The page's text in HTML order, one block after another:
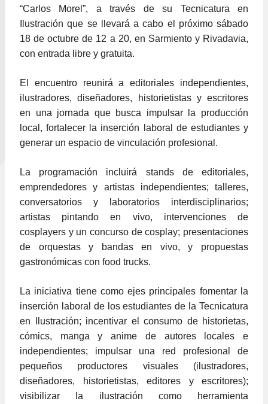
“Carlos Morel”, a través de su Tecnicatura en
Ilustración que se llevará a cabo el próximo sábado
18 de octubre de 12 a 20, en Sarmiento y Rivadavia,
con entrada libre y gratuita.
El encuentro reunirá a editoriales independientes,
ilustradores, diseñadores, historietistas y escritores
en una jornada que busca impulsar la producción
local, fortalecer la inserción laboral de estudiantes y
generar un espacio de vinculación profesional.
La programación incluirá stands de editoriales,
emprendedores y artistas independientes; talleres,
conversatorios y laboratorios interdisciplinarios;
artistas pintando en vivo, intervenciones de
cosplayers y un concurso de cosplay; presentaciones
de orquestas y bandas en vivo, y propuestas
gastronómicas con food trucks.
La iniciativa tiene como ejes principales fomentar la
inserción laboral de los estudiantes de la Tecnicatura
en Ilustración; incentivar el consumo de historietas,
cómics, manga y anime de autores locales e
independientes; impulsar una red profesional de
pequeños productores visuales (ilustradores,
diseñadores, historietistas, editores y escritores);
visibilizar la ilustración como herramienta